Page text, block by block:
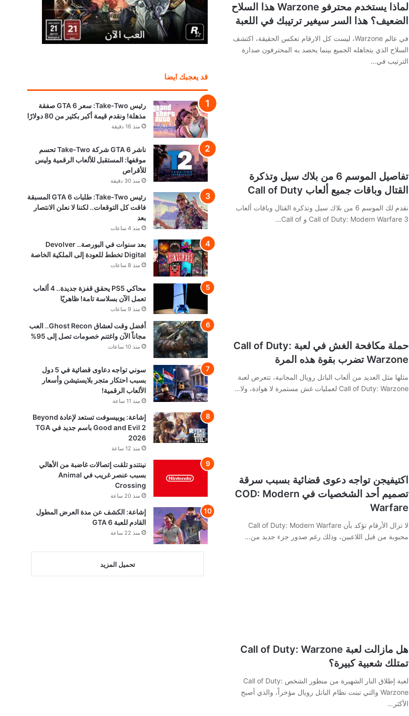
لماذا يستخدم محترفو Warzone هذا السلاح
الضعيف؟ هذا السر سيغير ترتيبك في اللعبة
في عالم Warzone، ليست كل الارقام تعكس الحقيقة، اكتشف
السلاح الذي يتجاهله الجميع بينما يحصد به المحترفون صدارة
الترتيب في…
تفاصيل الموسم 6 من بلاك سيل وتذكرة
القتال وباقات جميع ألعاب Call of Duty
نقدم لك الموسم 6 من بلاك سيل وتذكرة القتال وباقات ألعاب
Call of Duty: Modern Warfare 3 و Call of…
حملة مكافحة الغش في لعبة Call of Duty:
Warzone تضرب بقوة هذه المرة
مثلها مثل العديد من ألعاب الباتل رويال المجانية، تتعرض لعبة
Call of Duty: Warzone لعمليات غش مستمرة لا هوادة، ولا…
اكتيفيجن تواجه دعوى قضائية بسبب سرقة
تصميم أحد الشخصيات في COD: Modern
Warfare
لا تزال الأرقام تؤكد بأن Call of Duty: Modern Warfare
محبوبة من قبل اللاعبين، وذلك رغم صدور جزء جديد من…
هل مازالت لعبة Call of Duty: Warzone
تمتلك شعبية كبيرة؟
لعبة إطلاق النار الشهيرة من منظور الشخص Call of Duty:
Warzone والتي تبنت نظام الباتل رويال مؤخراً، والذي أصبح
الأكثر…
قد يعجبك ايضا
رئيس Take-Two: سعر GTA 6 صفقة
مذهلة! ونقدم قيمة أكبر بكثير من 80 دولارًا
منذ 16 دقيقة
ناشر GTA 6 شركة Take-Two تحسم
موقفها: المستقبل للألعاب الرقمية وليس
للأقراص
منذ 30 دقيقة
رئيس Take-Two: طلبات GTA 6 المسبقة
فاقت كل التوقعات.. لكننا لا نعلن الانتصار
بعد
منذ 4 ساعات
بعد سنوات في البورصة.. Devolver
Digital تخطط للعودة إلى الملكية الخاصة
منذ 8 ساعات
محاكي PS5 يحقق قفزة جديدة.. 4 ألعاب
تعمل الآن بسلاسة تامة! ظاهريًا
منذ 9 ساعات
أفضل وقت لعشاق Ghost Recon.. العب
مجاناً الآن واغتنم خصومات تصل إلى 95%
منذ 10 ساعات
سوني تواجه دعاوى قضائية في 5 دول
بسبب احتكار متجر بلايستيشن وأسعار
الألعاب الرقمية!
منذ 11 ساعة
إشاعة: يوبيسوفت تستعد لإعادة Beyond
Good and Evil 2 باسم جديد في TGA
2026
منذ 12 ساعة
نينتندو تلقت إتصالات غاضبة من الأهالي
بسبب عنصر غريب في Animal
Crossing
منذ 20 ساعة
إشاعة: الكشف عن مدة العرض المطول
القادم للعبة GTA 6
منذ 22 ساعة
تحميل المزيد